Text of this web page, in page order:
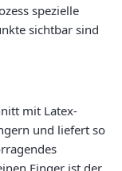
spezielle
sichtbar sind
mit Latex-
und liefert so
Finger ist der